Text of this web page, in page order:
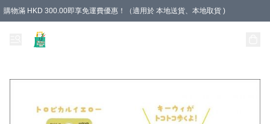
購物滿 HKD 300.00即享免運費優惠！（適用於 本地送貨、本地取貨 )